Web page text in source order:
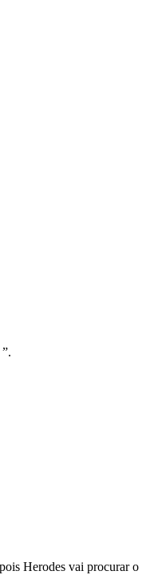
Herodes vai procurar o